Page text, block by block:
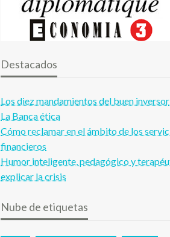
Destacados
Los diez mandamientos del buen inversor
La Banca ética
Cómo reclamar en el ámbito de los
financieros
Humor inteligente, pedagógico y
explicar la crisis
Nube de etiquetas